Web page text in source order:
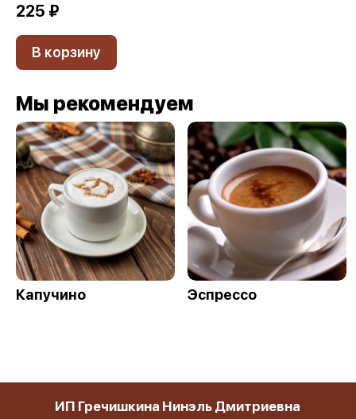
225 ₽
В корзину
Мы рекомендуем
Капучино Эспрессо
ИП Гречишкина Нинэль Дмитриевна